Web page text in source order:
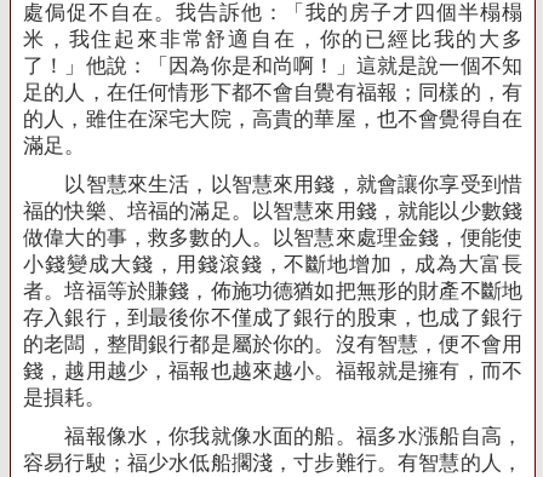
處侷促不自在。我告訴他：「我的房子才四個半榻榻
米，我住起來非常舒適自在，你的已經比我的大多
了！」他說：「因為你是和尚啊！」這就是說一個不知
足的人，在任何情形下都不會自覺有福報；同樣的，有
的人，雖住在深宅大院，高貴的華屋，也不會覺得自在
滿足。
以智慧來生活，以智慧來用錢，就會讓你享受到惜
福的快樂、培福的滿足。以智慧來用錢，就能以少數錢
做偉大的事，救多數的人。以智慧來處理金錢，便能使
小錢變成大錢，用錢滾錢，不斷地增加，成為大富長
者。培福等於賺錢，佈施功德猶如把無形的財產不斷地
存入銀行，到最後你不僅成了銀行的股東，也成了銀行
的老闆，整間銀行都是屬於你的。沒有智慧，便不會用
錢，越用越少，福報也越來越小。福報就是擁有，而不
是損耗。
福報像水，你我就像水面的船。福多水漲船自高，
容易行駛；福少水低船擱淺，寸步難行。有智慧的人，